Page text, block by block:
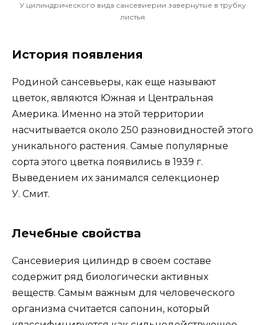
У цилиндрического вида сансевиерии завернутые в трубку
листья
История появления
Родиной сансевьеры, как еще называют
цветок, являются Южная и Центральная
Америка. Именно на этой территории
насчитывается около 250 разновидностей этого
уникального растения. Самые популярные
сорта этого цветка появились в 1939 г.
Выведением их занимался селекционер
У. Смит.
Лечебные свойства
Сансевиерия цилиндр в своем составе
содержит ряд биологически активных
веществ. Самым важным для человеческого
организма считается сапонин, который